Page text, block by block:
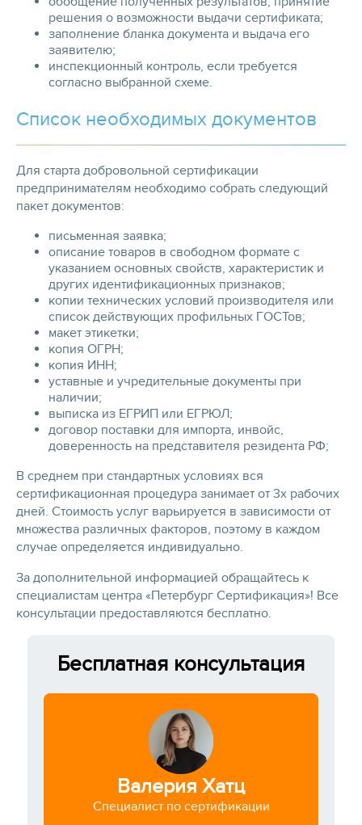
решения о возможности выдачи сертификата;
заполнение бланка документа и выдача его
заявителю;
инспекционный контроль, если требуется
согласно выбранной схеме.
Список необходимых документов
Для старта добровольной сертификации
предпринимателям необходимо собрать следующий
пакет документов:
письменная заявка;
описание товаров в свободном формате с
указанием основных свойств, характеристик и
других идентификационных признаков;
копии технических условий производителя или
список действующих профильных ГОСТов;
макет этикетки;
копия ОГРН;
копия ИНН;
уставные и учредительные документы при
наличии;
выписка из ЕГРИП или ЕГРЮЛ;
договор поставки для импорта, инвойс,
доверенность на представителя резидента РФ;
В среднем при стандартных условиях вся
сертификационная процедура занимает от 3х рабочих
дней. Стоимость услуг варьируется в зависимости от
множества различных факторов, поэтому в каждом
случае определяется индивидуально.
За дополнительной информацией обращайтесь к
специалистам центра «Петербург Сертификация»! Все
консультации предоставляются бесплатно.
Бесплатная консультация
Валерия Хатц
Специалист по сертификации